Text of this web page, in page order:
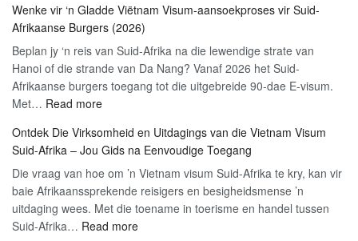
Ultieme
2026
Gids
Wenke vir ‘n Gladde Viëtnam Visum-aansoekproses vir Suid-
Afrikaanse Burgers (2026)
Beplan jy ‘n reis van Suid-Afrika na die lewendige strate van
Hanoi of die strande van Da Nang? Vanaf 2026 het Suid-
Afrikaanse burgers toegang tot die uitgebreide 90-dae E-visum.
Met… Read more:
vir
‘n
Gladde
Viëtnam
Visum-
aansoekproses
Ontdek Die Virksomheid en Uitdagings van die Vietnam Visum
Suid-Afrika – Jou Gids na Eenvoudige Toegang
Die vraag van hoe om ’n Vietnam visum Suid-Afrika te kry, kan vir
baie Afrikaanssprekende reisigers en besigheidsmense ’n
uitdaging wees. Met die toename in toerisme en handel tussen
Suid-Afrika… Read more: